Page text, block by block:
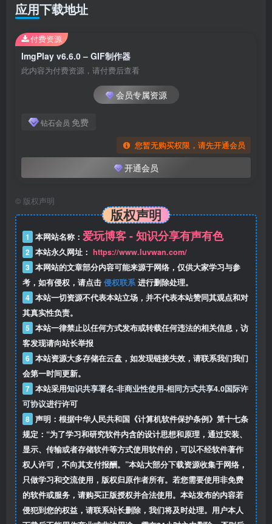
应用下载地址
ImgPlay v6.6.0 – GIF制作器
此内容为付费资源，请付费后查看
会员专属资源
钻石会员 免费
您暂无购买权限，请先开通会员
开通会员
付费资源
© 版权声明
版权声明
1 本网站名称： 爱玩博客 - 知识分享有声有色
2 本站永久网址： https://www.luvwan.com/
3 本网站的文章部分内容可能来源于网络，仅供大家学习与参
考，如有侵权，请点击 侵权联系 进行删除处理。
4 本站一切资源不代表本站立场，并不代表本站赞同其观点和对
其真实性负责。
5 本站一律禁止以任何方式发布或转载任何违法的相关信息，访
客发现请向站长举报
6 本站资源大多存储在云盘，如发现链接失效，请联系我们我们
会第一时间更新。
7 本站采用知识共享署名-非商业性使用-相同方式共享4.0国际许
可协议进行许可
8 声明：根据中华人民共和国《计算机软件保护条例》第十七条
规定：“为了学习和研究软件内含的设计思想和原理，通过安装、
显示、传输或者存储软件等方式使用软件的，可以不经软件著作
权人许可，不向其支付报酬。”本站大部分下载资源收集于网络，
只做学习和交流使用，版权归原作者所有。若您需要使用非免费
的软件或服务，请购买正版授权并合法使用。本站发布的内容若
侵犯到您的权益，请联系站长删除，我们将及时处理。用户本人